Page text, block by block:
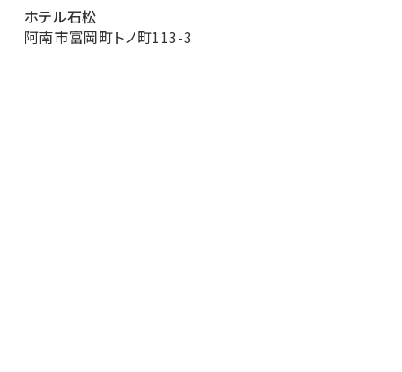
ホテル石松
阿南市富岡町トノ町113-3